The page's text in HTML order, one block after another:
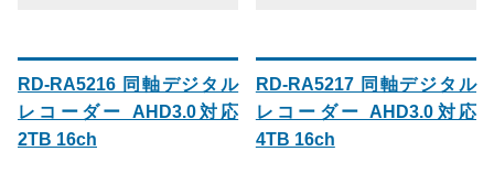
RD-RA5216 同軸デジタル
レコーダー AHD3.0対応
2TB 16ch
RD-RA5217 同軸デジタル
レコーダー AHD3.0対応
4TB 16ch